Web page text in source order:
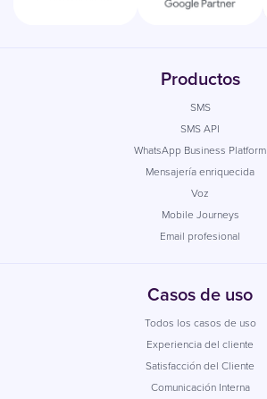
Productos
SMS
SMS API
WhatsApp Business Platform
Mensajería enriquecida
Voz
Mobile Journeys
Email profesional
Casos de uso
Todos los casos de uso
Experiencia del cliente
Satisfacción del Cliente
Comunicación Interna